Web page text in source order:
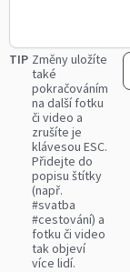
TIP Změny uložíte
také
pokračováním
na další fotku
či video a
zrušíte je
klávesou ESC.
Přidejte do
popisu štítky
(např.
#svatba
#cestování) a
fotku či video
tak objeví
více lidí.